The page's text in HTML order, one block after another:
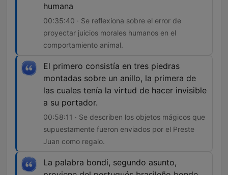
humana
00:35:40 · Se reflexiona sobre el error de
proyectar juicios morales humanos en el
comportamiento animal.
El primero consistía en tres piedras
montadas sobre un anillo, la primera de
las cuales tenía la virtud de hacer invisible
a su portador.
00:58:11 · Se describen los objetos mágicos que
supuestamente fueron enviados por el Preste
Juan como regalo.
La palabra bondi, segundo asunto,